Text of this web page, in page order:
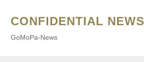
CONFIDENTIAL NEWS
GoMoPa-News